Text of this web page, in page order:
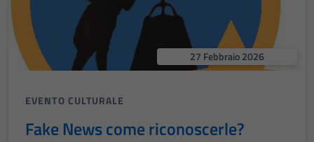
27 Febbraio 2026
EVENTO CULTURALE
Fake News come riconoscerle?